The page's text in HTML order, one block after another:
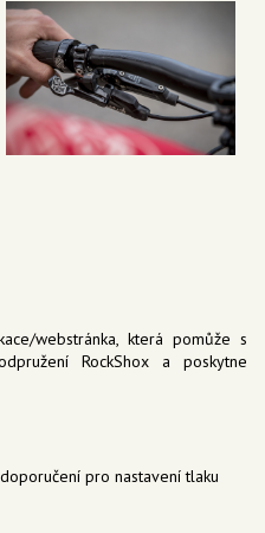
webstránka, která pomůže s
RockShox a poskytne
pro nastavení tlaku